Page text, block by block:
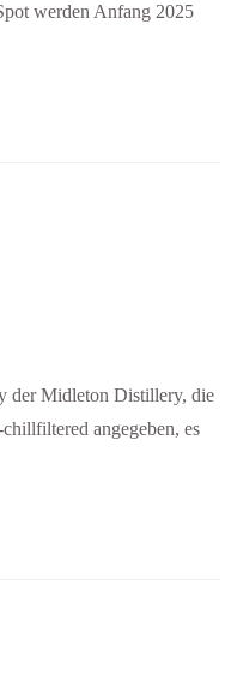
werden Anfang 2025
der Midleton Distillery, die
angegeben, es